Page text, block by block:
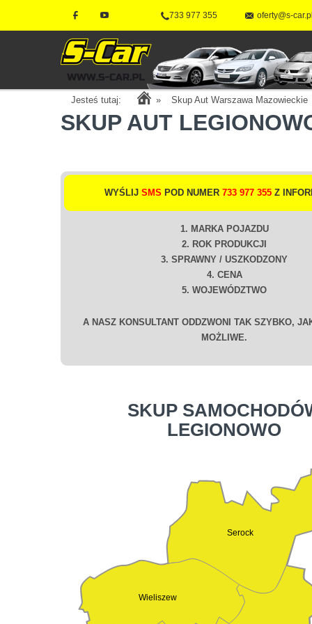
733 977 355 oferty@s-car.pl
Jesteś tutaj: » Skup Aut Warszawa Mazowieckie
SKUP AUT
WYŚLIJ SMS POD NUMER 733 977 355Z
1. MARKA POJAZDU
2. ROK PRODUKCJI
3. SPRAWNY / USZKODZONY
4. CENA
5. WOJEWÓDZTWO
A NASZ KONSULTANT ODDZWONI TAK SZYBKO,
MOŻLIWE.
SKUP
LEGIONOWO
Wieliszew
Serock